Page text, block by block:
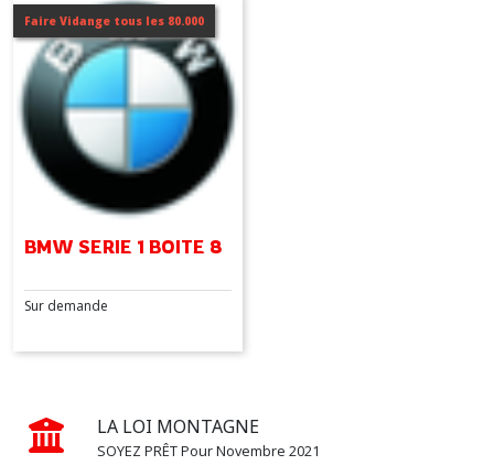
Faire Vidange tous les 80.000
BMW SERIE 1 BOITE 8
Sur demande
LA LOI MONTAGNE
SOYEZ PRÊT Pour Novembre 2021
(3)
SERIE
6
(2)
7
(5)
X3